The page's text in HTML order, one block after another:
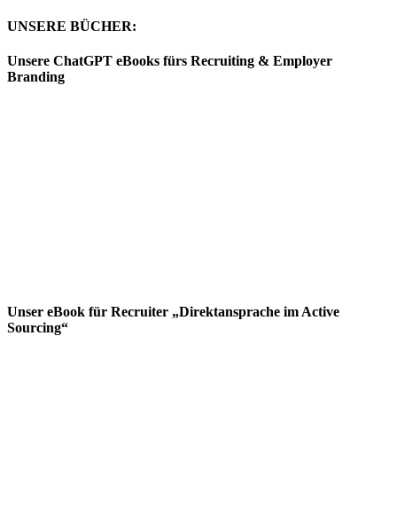
UNSERE BÜCHER:
Unsere ChatGPT eBooks fürs Recruiting & Employer
Branding
Unser eBook für Recruiter „Direktansprache im Active
Sourcing“